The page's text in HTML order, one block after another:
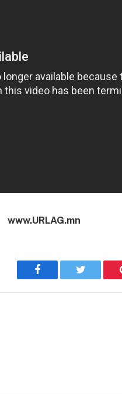
www.URLAG.mn
Facebook Twitter